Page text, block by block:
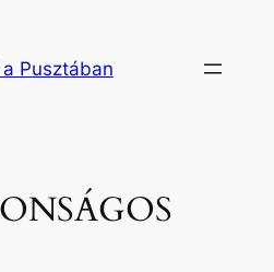
Pusztában